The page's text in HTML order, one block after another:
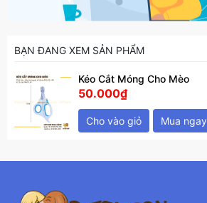
BẠN ĐANG XEM SẢN PHẨM
Kéo Cắt Móng Cho Mèo
50.000₫
Cho vào giỏ Mua ngay